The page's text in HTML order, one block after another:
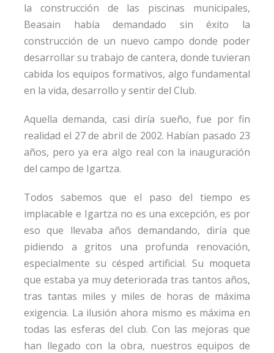
la construcción de las piscinas municipales,
Beasain había demandado sin éxito la
construcción de un nuevo campo donde poder
desarrollar su trabajo de cantera, donde tuvieran
cabida los equipos formativos, algo fundamental
en la vida, desarrollo y sentir del Club.
Aquella demanda, casi diría sueño, fue por fin
realidad el 27 de abril de 2002. Habían pasado 23
años, pero ya era algo real con la inauguración
del campo de Igartza.
Todos sabemos que el paso del tiempo es
implacable e Igartza no es una excepción, es por
eso que llevaba años demandando, diría que
pidiendo a gritos una profunda renovación,
especialmente su césped artificial. Su moqueta
que estaba ya muy deteriorada tras tantos años,
tras tantas miles y miles de horas de máxima
exigencia. La ilusión ahora mismo es máxima en
todas las esferas del club. Con las mejoras que
han llegado con la obra, nuestros equipos de